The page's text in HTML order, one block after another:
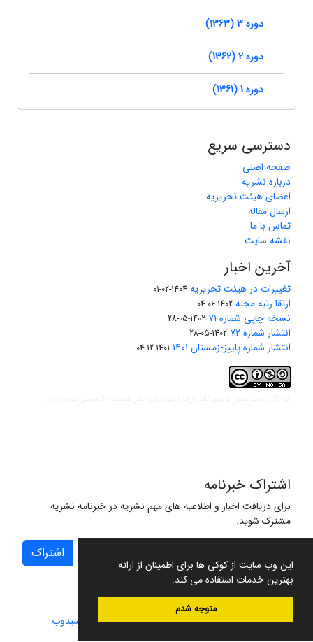
این وب سایت از کوکی ها برای اطمینان از ارائه
بهترین خدمات استفاده می کند.
متوجه شدم
دوره 3 (1363)
دوره 2 (1362)
دوره 1 (1361)
دسترسی سریع
صفحه اصلی
درباره نشریه
اعضای هیئت تحریریه
ارسال مقاله
تماس با ما
نقشه سایت
آخرین اخبار
تغییرات در هیئت تحریریه 1404-02-01
ارتقا رتبه مجله 1402-06-04
نسخه چاپی شماره ۷۱ 1402-05-28
انتشار شماره ۷۲ 1402-05-28
انتشار شماره پاییز-زمستان ۱۴۰۱ 1401-12-04
اشتراک خبرنامه
برای دریافت اخبار و اطلاعیه های مهم نشریه در خبرنامه نشریه
مشترک شوید.
اشتراک
سامانه مدیریت نشریات علمی.طراحی و پیاده سازی از سیناوب